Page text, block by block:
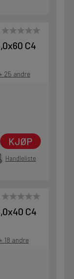
C4
25 andre
KJØP
Handleliste
C4
18 andre